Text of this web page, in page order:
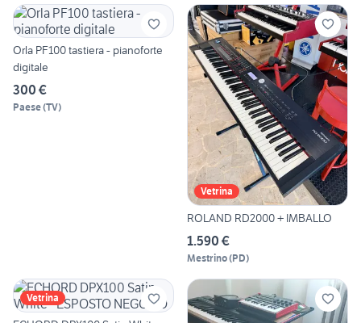
Orla PF100 tastiera - pianoforte
digitale
300 €
Paese(TV)
Vetrina
ROLAND RD2000 + IMBALLO
1.590 €
Mestrino(PD)
Vetrina